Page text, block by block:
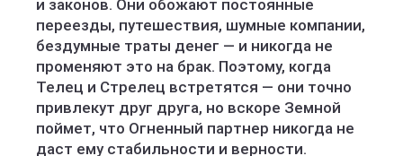
и законов. Они обожают постоянные
переезды, путешествия, шумные компании,
бездумные траты денег — и никогда не
променяют это на брак. Поэтому, когда
Телец и Стрелец встретятся — они точно
привлекут друг друга, но вскоре Земной
поймет, что Огненный партнер никогда не
даст ему стабильности и верности.